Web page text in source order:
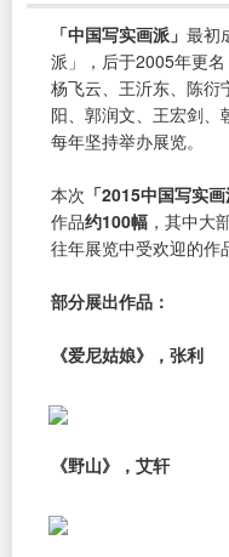
「中国写实画派」 最初
派」，后于2005年更名
杨飞云、王沂东、陈衍
阳、郭润文、王宏剑、
每年坚持举办展览。
本次 「2015中国写实
作品约100幅 ，其中大
往年展览中受欢迎的作
部分展出作品：
《爱尼姑娘》，张利
《野山》，艾轩